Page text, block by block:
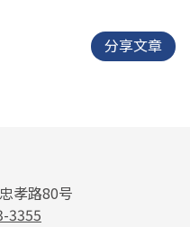
分享文章
孝路80号
3355